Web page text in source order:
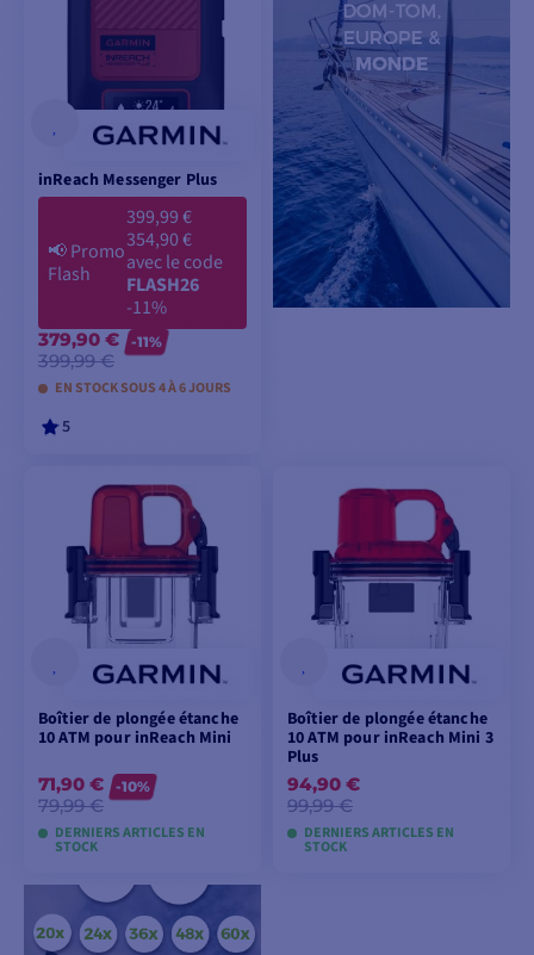
inReach Messenger Plus
📢Promo
Flash
399,99 €
354,90 €
avec le code
FLASH26
-11%
379,90 €
399,99 €
-11%
EN STOCK SOUS 4 À 6 JOURS
5
AJOUTER AU
PANIER
Boîtier de plongée étanche
10 ATM pour inReach Mini
71,90 €
79,99 €
-10%
DERNIERS ARTICLES EN
STOCK
AJOUTER AU
PANIER
Boîtier de plongée étanche
10 ATM pour inReach Mini 3
Plus
94,90 €
99,99 €
DERNIERS ARTICLES EN
STOCK